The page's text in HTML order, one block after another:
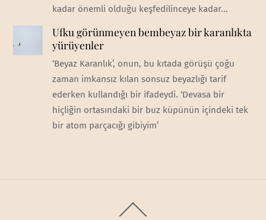
kadar önemli olduğu keşfedilinceye kadar...
Ufku görünmeyen bembeyaz bir karanlıkta
yürüyenler
‘Beyaz Karanlık’, onun, bu kıtada görüşü çoğu
zaman imkansız kılan sonsuz beyazlığı tarif
ederken kullandığı bir ifadeydi. ‘Devasa bir
hiçliğin ortasındaki bir buz küpünün içindeki tek
bir atom parçacığı gibiyim’
To